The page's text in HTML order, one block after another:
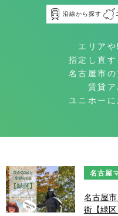
沿線から探す
エリア
指定し直す
名古屋市の
賃貸
ユニホー
名古屋
名古屋
街【緑区